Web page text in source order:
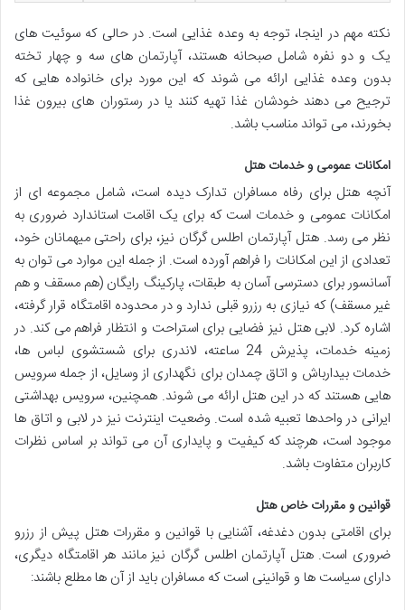
نکته مهم در اینجا، توجه به وعده غذایی است. در حالی که سوئیت های
یک و دو نفره شامل صبحانه هستند، آپارتمان های سه و چهار تخته
بدون وعده غذایی ارائه می شوند که این مورد برای خانواده هایی که
ترجیح می دهند خودشان غذا تهیه کنند یا در رستوران های بیرون غذا
بخورند، می تواند مناسب باشد.
امکانات عمومی و خدمات هتل
آنچه هتل برای رفاه مسافران تدارک دیده است، شامل مجموعه ای از
امکانات عمومی و خدمات است که برای یک اقامت استاندارد ضروری به
نظر می رسد. هتل آپارتمان اطلس گرگان نیز، برای راحتی میهمانان خود،
تعدادی از این امکانات را فراهم آورده است. از جمله این موارد می توان به
آسانسور برای دسترسی آسان به طبقات، پارکینگ رایگان (هم مسقف و هم
غیر مسقف) که نیازی به رزرو قبلی ندارد و در محدوده اقامتگاه قرار گرفته،
اشاره کرد. لابی هتل نیز فضایی برای استراحت و انتظار فراهم می کند. در
زمینه خدمات، پذیرش 24 ساعته، لاندری برای شستشوی لباس ها،
خدمات بیدارباش و اتاق چمدان برای نگهداری از وسایل، از جمله سرویس
هایی هستند که در این هتل ارائه می شوند. همچنین، سرویس بهداشتی
ایرانی در واحدها تعبیه شده است. وضعیت اینترنت نیز در لابی و اتاق ها
موجود است، هرچند که کیفیت و پایداری آن می تواند بر اساس نظرات
کاربران متفاوت باشد.
قوانین و مقررات خاص هتل
برای اقامتی بدون دغدغه، آشنایی با قوانین و مقررات هتل پیش از رزرو
ضروری است. هتل آپارتمان اطلس گرگان نیز مانند هر اقامتگاه دیگری،
دارای سیاست ها و قوانینی است که مسافران باید از آن ها مطلع باشند: